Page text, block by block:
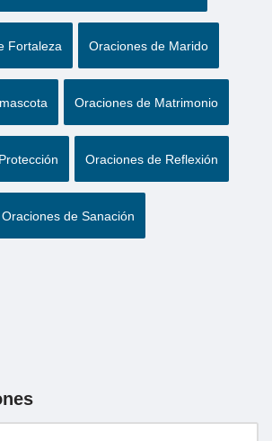
Fortaleza Oraciones de Marido
Oraciones de Matrimonio
Oraciones de Reflexión
Oraciones de Sanación